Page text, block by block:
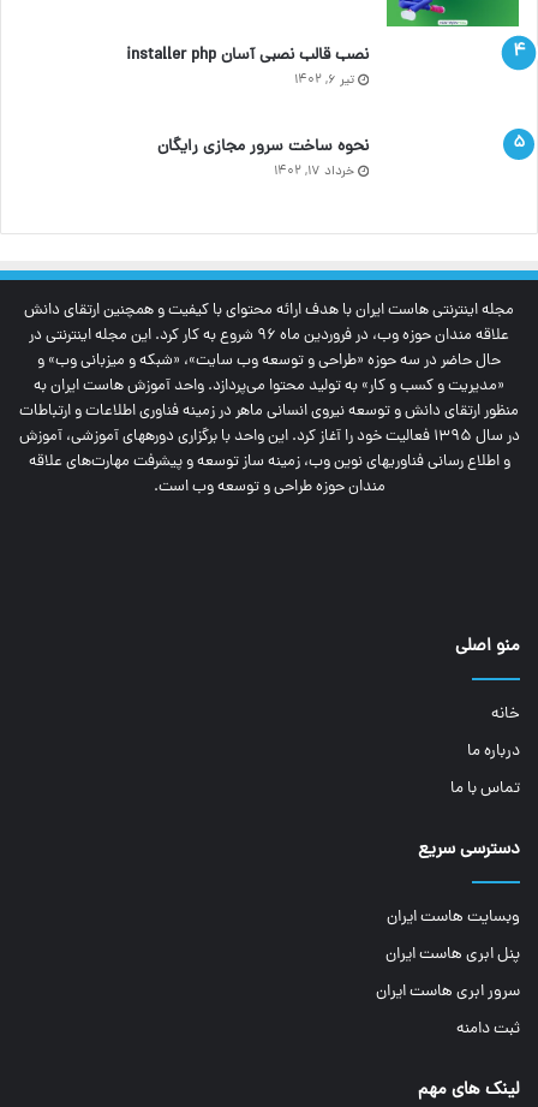
نصب قالب نصبی آسان installer php
تیر ۶, ۱۴۰۲
نحوه ساخت سرور مجازی رایگان
خرداد ۱۷, ۱۴۰۲
مجله اینترنتی‌ هاست ایران با هدف ارائه محتوای با کیفیت و همچنین ارتقای دانش
علاقه مندان حوزه وب، در فروردین ماه 96 شروع به کار کرد. این مجله اینترنتی در
حال حاضر در سه حوزه «طراحی و توسعه وب سایت»، «شبکه و میزبانی وب» و
«مدیریت و کسب و کار» به تولید محتوا می‌پردازد. واحد آموزش هاست ایران به
منظور ارتقای دانش و توسعه نیروی انسانی ماهر در زمینه فناوری اطلاعات و ارتباطات
در سال 1395 فعالیت خود را آغاز کرد. این واحد با برگزاری دوره‎های آموزشی، آموزش
و اطلاع رسانی فناوری‎های نوین وب، زمینه ساز توسعه و پیشرفت مهارت‌های علاقه
مندان حوزه طراحی و توسعه وب است.
منو اصلی
خانه
درباره ما
تماس با ما
دسترسی سریع
وبسایت هاست ایران
پنل ابری هاست ایران
سرور ابری هاست ایران
ثبت دامنه
لینک های مهم